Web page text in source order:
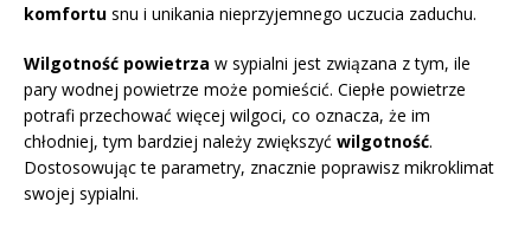
komfortu snu i unikania nieprzyjemnego uczucia zaduchu.
Wilgotność powietrza w sypialni jest związana z tym, ile
pary wodnej powietrze może pomieścić. Ciepłe powietrze
potrafi przechować więcej wilgoci, co oznacza, że im
chłodniej, tym bardziej należy zwiększyć wilgotność.
Dostosowując te parametry, znacznie poprawisz mikroklimat
swojej sypialni.